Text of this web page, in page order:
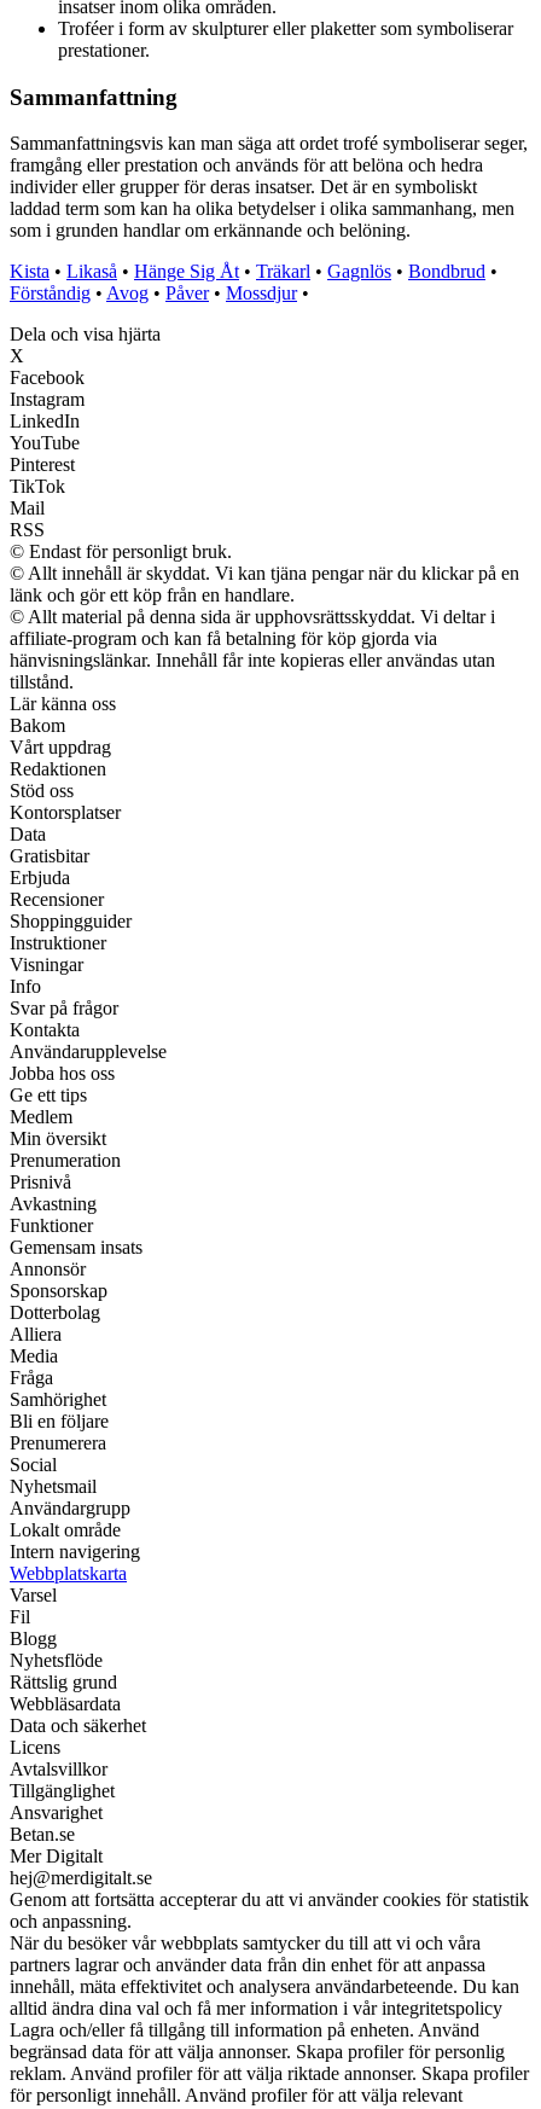
insatser inom olika områden.
Troféer i form av skulpturer eller plaketter som symboliserar
prestationer.
Sammanfattning
Sammanfattningsvis kan man säga att ordet trofé symboliserar seger,
framgång eller prestation och används för att belöna och hedra
individer eller grupper för deras insatser. Det är en symboliskt
laddad term som kan ha olika betydelser i olika sammanhang, men
som i grunden handlar om erkännande och belöning.
Kista • Likaså • Hänge Sig Åt • Träkarl • Gagnlös • Bondbrud •
Förståndig • Avog • Påver• Mossdjur•
Dela och visa hjärta
X
Facebook
Instagram
LinkedIn
YouTube
Pinterest
TikTok
Mail
RSS
© Endast för personligt bruk.
© Allt innehåll är skyddat. Vi kan tjäna pengar när du klickar på en
länk och gör ett köp från en handlare.
© Allt material på denna sida är upphovsrättsskyddat. Vi deltar i
affiliate-program och kan få betalning för köp gjorda via
hänvisningslänkar. Innehåll får inte kopieras eller användas utan
tillstånd.
Lär känna oss
Bakom
Vårt uppdrag
Redaktionen
Stöd oss
Kontorsplatser
Data
Gratisbitar
Erbjuda
Recensioner
Shoppingguider
Instruktioner
Visningar
Info
Svar på frågor
Kontakta
Användarupplevelse
Jobba hos oss
Ge ett tips
Medlem
Min översikt
Prenumeration
Prisnivå
Avkastning
Funktioner
Gemensam insats
Annonsör
Sponsorskap
Dotterbolag
Alliera
Media
Fråga
Samhörighet
Bli en följare
Prenumerera
Social
Nyhetsmail
Användargrupp
Lokalt område
Intern navigering
Webbplatskarta
Varsel
Fil
Blogg
Nyhetsflöde
Rättslig grund
Webbläsardata
Data och säkerhet
Licens
Avtalsvillkor
Tillgänglighet
Ansvarighet
Betan.se
Mer Digitalt
hej@merdigitalt.se
Genom att fortsätta accepterar du att vi använder cookies för statistik
och anpassning.
När du besöker vår webbplats samtycker du till att vi och våra
partners lagrar och använder data från din enhet för att anpassa
innehåll, mäta effektivitet och analysera användarbeteende. Du kan
alltid ändra dina val och få mer information i vår integritetspolicy
Lagra och/eller få tillgång till information på enheten. Använd
begränsad data för att välja annonser. Skapa profiler för personlig
reklam. Använd profiler för att välja riktade annonser. Skapa profiler
för personligt innehåll. Använd profiler för att välja relevant